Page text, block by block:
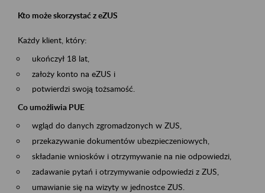
Kto może skorzystać z eZUS
Każdy klient, który:
ukończył 18 lat,
założy konto na eZUS i
potwierdzi swoją tożsamość.
Co umożliwia PUE
wgląd do danych zgromadzonych w ZUS,
przekazywanie dokumentów ubezpieczeniowych,
składanie wniosków i otrzymywanie na nie odpowiedzi,
zadawanie pytań i otrzymywanie odpowiedzi z ZUS,
umawianie się na wizyty w jednostce ZUS.